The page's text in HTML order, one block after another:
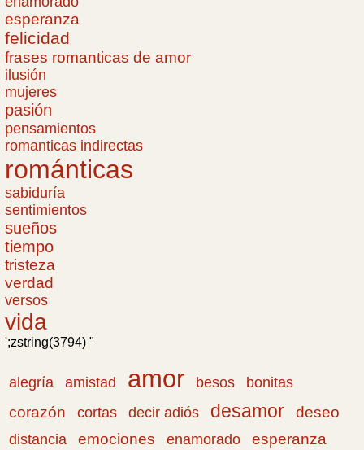
esperanza
felicidad
frases romanticas de amor
ilusión
mujeres
pasión
pensamientos
romanticas indirectas
románticas
sabiduría
sentimientos
sueños
tiempo
tristeza
verdad
versos
vida
';zstring(3794) "
alegría amistad amor besos
bonitas
corazón
cortas decir adiós desamor deseo
distancia emociones enamorado esperanza